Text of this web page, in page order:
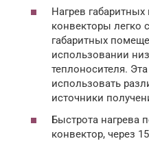
Нагрев
конвекторы легко
габаритных
использовании
теплоносителя.
использовать
источники
Быстрота нагрева
конвектор, через